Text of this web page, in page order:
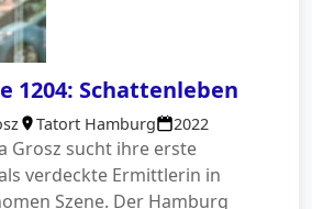
1204: Schattenleben
Tatort Hamburg 2022
Grosz sucht ihre erste
verdeckte Ermittlerin in
Szene. Der Hamburg